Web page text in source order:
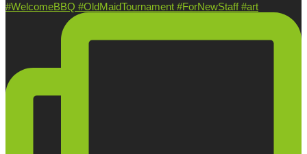
#WelcomeBBQ #OldMaidTournament #ForNewStaff #art